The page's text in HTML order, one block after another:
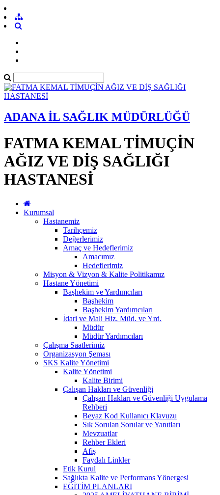
ADANA İL SAĞLIK MÜDÜRLÜĞÜ
FATMA KEMAL TİMUÇİN
AĞIZ VE DİŞ SAĞLIĞI
HASTANESİ
Kurumsal
Hastanemiz
Tarihçemiz
Değerlerimiz
Amaç ve Hedeflerimiz
Amacımız
Hedeflerimiz
Misyon & Vizyon & Kalite Politikamız
Hastane Yönetimi
Başhekim ve Yardımcıları
Başhekim
Başhekim Yardımcıları
İdari ve Mali Hiz. Müd. ve Yrd.
Müdür
Müdür Yardımcıları
Çalışma Saatlerimiz
Organizasyon Şeması
SKS Kalite Yönetimi
Kalite Yönetimi
Kalite Birimi
Çalışan Hakları ve Güvenliği
Çalışan Hakları ve Güvenliği Uygulama
Rehberi
Beyaz Kod Kullanıcı Klavuzu
Sık Sorulan Sorular ve Yanıtları
Mevzuatlar
Rehber Ekleri
Afiş
Faydalı Linkler
Etik Kurul
Sağlıkta Kalite ve Performans Yönergesi
EĞİTİM PLANLARI